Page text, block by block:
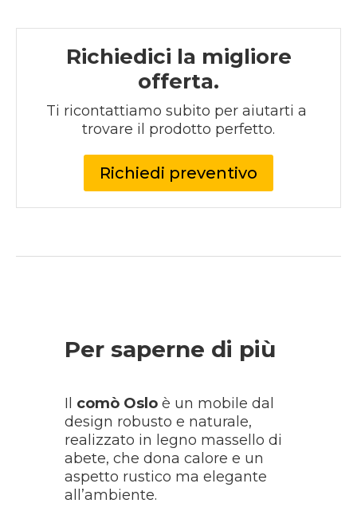
Richiedici la migliore
offerta.
Ti ricontattiamo subito per aiutarti a
trovare il prodotto perfetto.
Richiedi preventivo
Per saperne di più
Il comò Oslo è un mobile dal
design robusto e naturale,
realizzato in legno massello di
abete, che dona calore e un
aspetto rustico ma elegante
all’ambiente.